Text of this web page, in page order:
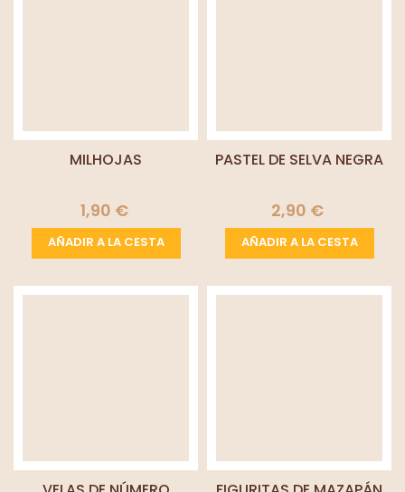
MILHOJAS
1,90 €
AÑADIR A LA CESTA
PASTEL DE SELVA NEGRA
2,90 €
AÑADIR A LA CESTA